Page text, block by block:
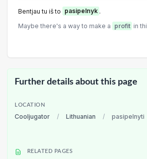
Bentjau tu iš to pasipelnyk .
Maybe there's a way to make a profit in
Further details about this page
LOCATION
Cooljugator / Lithuanian / pasipelnyti
RELATED PAGES